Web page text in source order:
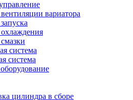
вариатора
система
система
цилиндра в сборе